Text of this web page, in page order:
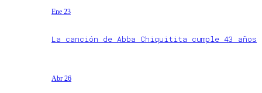
Ene 23
La canción de Abba Chiquitita cumple 43 años
Abr 26